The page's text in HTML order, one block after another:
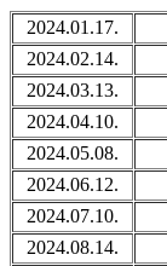
2024.01.17.
2024.02.14.
2024.03.13.
2024.04.10.
2024.05.08.
2024.06.12.
2024.07.10.
2024.08.14.